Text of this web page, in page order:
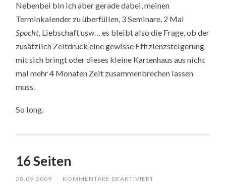
Nebenbei bin ich aber gerade dabei, meinen
Terminkalender zu überfüllen, 3 Seminare, 2 Mal
Spocht, Liebschaft usw… es bleibt also die Frage, ob der
zusätzlich Zeitdruck eine gewisse Effizienzsteigerung
mit sich bringt oder dieses kleine Kartenhaus aus nicht
mal mehr 4 Monaten Zeit zusammenbrechen lassen
muss.
So long.
16 Seiten
28.09.2009 / KOMMENTARE DEAKTIVIERT